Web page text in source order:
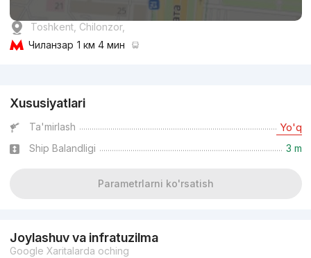
Toshkent, Chilonzor,
Чиланзар 1 км 4 мин
Xususiyatlari
Ta'mirlash Yo'q
Ship Balandligi 3 m
Parametrlarni ko'rsatish
Joylashuv va infratuzilma
Google Xaritalarda oching